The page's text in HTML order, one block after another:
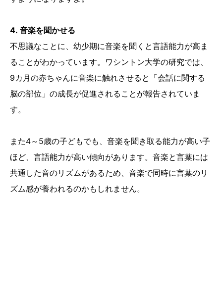
4. 音楽を聞かせる
不思議なことに、幼少期に音楽を聞くと言語能力が高ま
ることがわかっています。ワシントン大学の研究では、
9カ月の赤ちゃんに音楽に触れさせると「会話に関する
脳の部位」の成長が促進されることが報告されていま
す。
また4～5歳の子どもでも、音楽を聞き取る能力が高い子
ほど、言語能力が高い傾向があります。音楽と言葉には
共通した音のリズムがあるため、音楽で同時に言葉のリ
ズム感が養われるのかもしれません。